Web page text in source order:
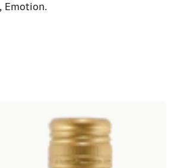
Emotion.